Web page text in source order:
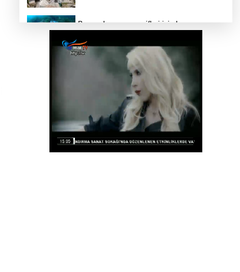
Bozcaada mercan resifleri için koruma
seferberliği... 180 deniz canlısı türü kayıt
Muğla Seydikemer'de yangın sonrası
seferberlik
CHP'li Sarıbal'dan orman yangınları ve tarım
politikalarına eleştiri
İzmit Belediyesi'nde iki yeni başkan
yardımcısı göreve başladı